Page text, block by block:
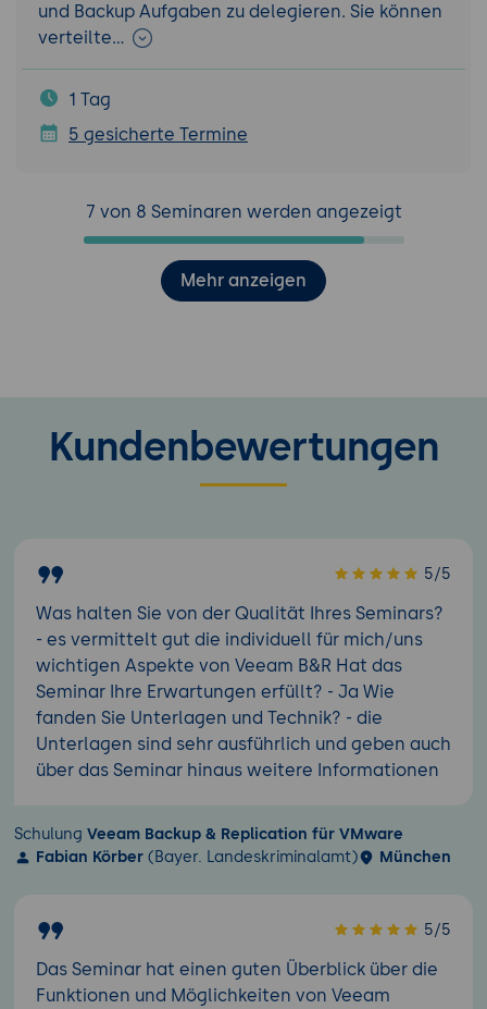
und Backup Aufgaben zu delegieren. Sie können
verteilte…
1 Tag
5 gesicherte Termine
7 von 8 Seminaren werden angezeigt
Mehr anzeigen
Kundenbewertungen
5/5
Was halten Sie von der Qualität Ihres Seminars?
- es vermittelt gut die individuell für mich/uns
wichtigen Aspekte von Veeam B&R Hat das
Seminar Ihre Erwartungen erfüllt? - Ja Wie
fanden Sie Unterlagen und Technik? - die
Unterlagen sind sehr ausführlich und geben auch
über das Seminar hinaus weitere Informationen
Schulung Veeam Backup & Replication für VMware
Fabian Körber (Bayer. Landeskriminalamt) München
5/5
Das Seminar hat einen guten Überblick über die
Funktionen und Möglichkeiten von Veeam